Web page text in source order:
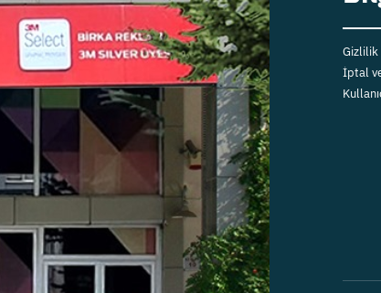
Gizlilik
İptal